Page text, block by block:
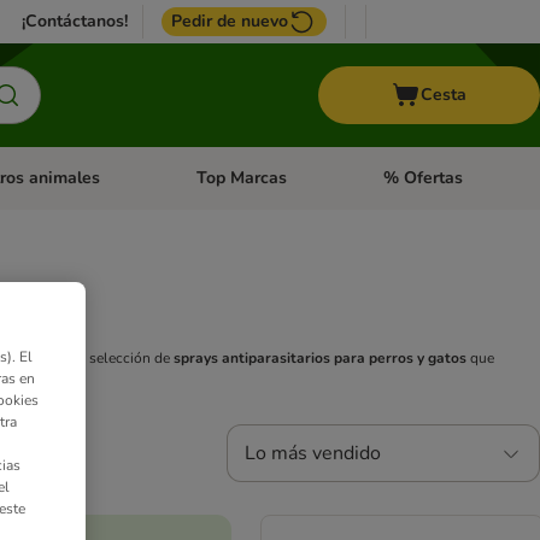
¡Contáctanos! Pedir de nuevo
Cesta
Roedores y +
de categoria abierto: Pájaros
animales Menú de categoria abierto: Otros animales
Top Marcas Menú de categoria
% Ofertas
una selección desprays antiparasitarios para perros y gatosque
Lo más vendido
El
en